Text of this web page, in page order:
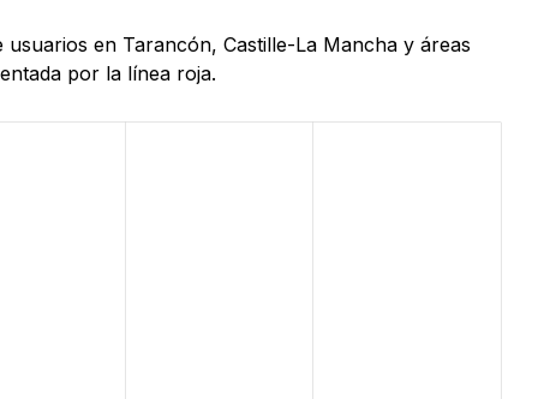
en Tarancón, Castille-La Mancha y áreas
por la línea roja.